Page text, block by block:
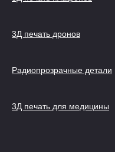
3Д печать дронов
Радиопрозрачные детали
3Д печать для медицины